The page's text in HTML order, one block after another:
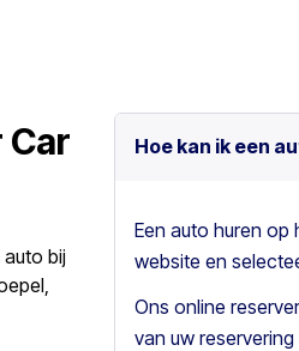
Car
bij
Hoe kan ik een
Een auto huren
website en
Ons online
van uw